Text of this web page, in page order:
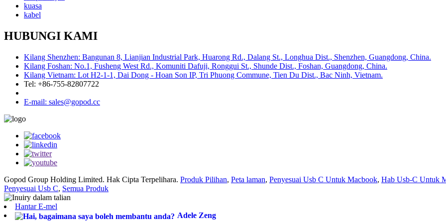
kuasa
kabel
HUBUNGI KAMI
Kilang Shenzhen: Bangunan 8, Lianjian Industrial Park, Huarong Rd., Dalang St., Longhua Dist., Shenzhen, Guangdong, China.
Kilang Foshan: No.1, Fusheng West Rd., Komuniti Dafuji, Ronggui St., Shunde Dist., Foshan, Guangdong, China.
Kilang Vietnam: Lot H2-1-1, Dai Dong - Hoan Son IP, Tri Phuong Commune, Tien Du Dist., Bac Ninh, Vietnam.
Tel: +86-755-82807722
E-mail: sales@gopod.cc
Gopod Group Holding Limited. Hak Cipta Terpelihara. Produk Pilihan, Peta laman, Penyesuai Usb C Untuk Macbook, Hab Usb-C Untuk
Penyesuai Usb C, Semua Produk
Hantar E-mel
Adele Zeng